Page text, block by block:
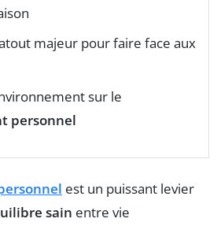
majeur pour faire face aux
sur le
personnel
est un puissant levier
sain entre vie